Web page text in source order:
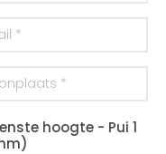
hoogte - Pui 1